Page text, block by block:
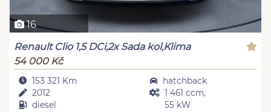
16
Renault Clio 1,5 DCi,2x Sada kol,Klima
54 000 Kč
153 321 Km
2012
diesel
hatchback
1 461 ccm,
55 kW